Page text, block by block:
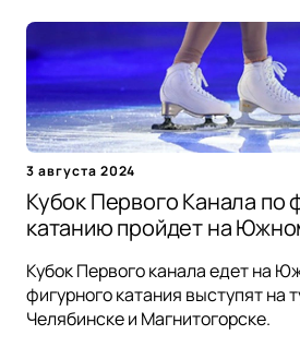
3 августа 2024
Кубок Первого Канала по
катанию пройдет на
Кубок Первого канала едет на
фигурного катания выступят на
Челябинске и Магнитогорске.